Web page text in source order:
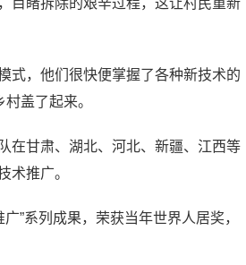
目睹拆除的艰辛过程，这让村民重新
式，他们很快便掌握了各种新技术的
盖了起来。
在甘肃、湖北、河北、新疆、江西等
术推广。
”系列成果，荣获当年世界人居奖，